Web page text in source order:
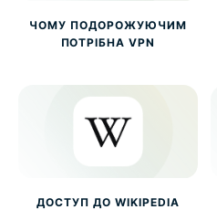
ЧОМУ ПОДОРОЖУЮЧИМ
ПОТРІБНА VPN
ДОСТУП ДО WIKIPEDIA